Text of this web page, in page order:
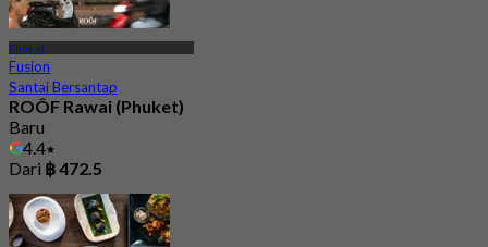
Phuket
Fusion
Santai Bersantap
ROÔF Rawai (Phuket)
Baru
4.4
Dari ฿ 472.5